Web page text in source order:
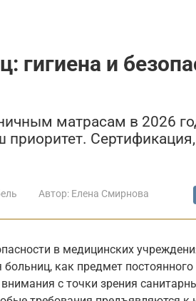
гигиена и
матрасам в 2026
приоритет.
Автор: Елена Смирнова
в медицинских
как предмет постоянного
с точки зрения